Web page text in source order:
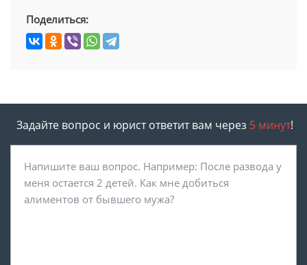
Поделиться:
Задайте вопрос и юрист ответит вам через 5 минут!